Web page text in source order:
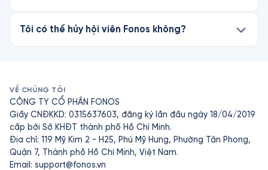
Tôi có thể hủy hội viên Fonos không?
VỀ CHÚNG TÔI
CÔNG TY CỔ PHẦN FONOS
Giấy CNĐKKD: 0315637603, đăng ký lần đầu ngày 18/04/2019
cấp bởi Sở KHĐT thành phố Hồ Chí Minh.
Địa chỉ: 119 Mỹ Kim 2 - H25, Phú Mỹ Hưng, Phường Tân Phong,
Quận 7, Thành phố Hồ Chí Minh, Việt Nam.
Email: support@fonos.vn